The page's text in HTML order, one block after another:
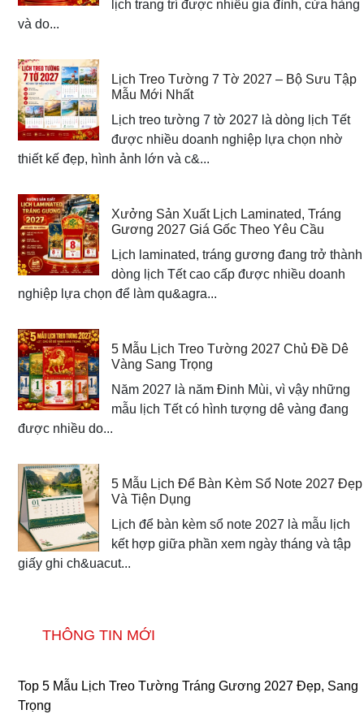
lịch trang trí được nhiều gia đình, cửa hàng
và do...
Lịch Treo Tường 7 Tờ 2027 – Bộ Sưu Tập
Mẫu Mới Nhất
Lịch treo tường 7 tờ 2027 là dòng lịch Tết
được nhiều doanh nghiệp lựa chọn nhờ
thiết kế đẹp, hình ảnh lớn và c&...
Xưởng Sản Xuất Lịch Laminated, Tráng
Gương 2027 Giá Gốc Theo Yêu Cầu
Lịch laminated, tráng gương đang trở thành
dòng lịch Tết cao cấp được nhiều doanh
nghiệp lựa chọn để làm qu&agra...
5 Mẫu Lịch Treo Tường 2027 Chủ Đề Dê
Vàng Sang Trọng
Năm 2027 là năm Đinh Mùi, vì vậy những
mẫu lịch Tết có hình tượng dê vàng đang
được nhiều do...
5 Mẫu Lịch Để Bàn Kèm Sổ Note 2027 Đẹp
Và Tiện Dụng
Lịch để bàn kèm sổ note 2027 là mẫu lịch
kết hợp giữa phần xem ngày tháng và tập
giấy ghi ch&uacut...
THÔNG TIN MỚI
Top 5 Mẫu Lịch Treo Tường Tráng Gương 2027 Đẹp, Sang
Trọng